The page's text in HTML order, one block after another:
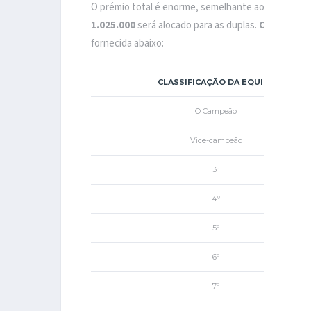
O prémio total é enorme, semelhante ao de
1.025.000será alocado para as duplas. O MVP
fornecida abaixo:
CLASSIFICAÇÃO DA EQUIPE
O Campeão
Vice-campeão
3º
4º
5º
6º
7º